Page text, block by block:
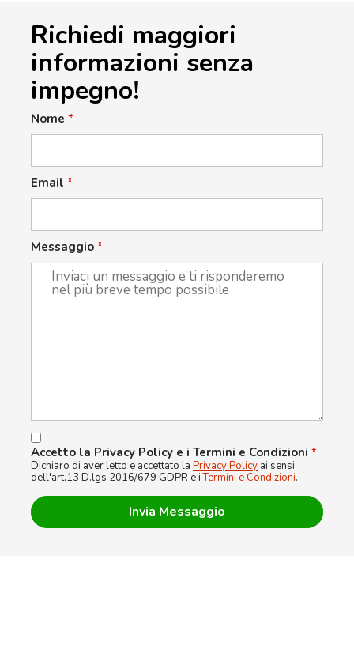
Richiedi maggiori
informazioni senza
impegno!
Nome *
Email *
Messaggio *
Accetto la Privacy Policy e i Termini e Condizioni *
Dichiaro di aver letto e accettato la Privacy Policy ai sensi
dell'art.13 D.lgs 2016/679 GDPR e iTermini e Condizioni.